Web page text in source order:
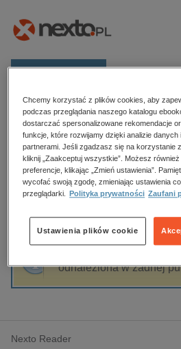
Kategorie
Zobacz wszystkie E-prasa
budownictwo, aranżacja
biznesowe, branżowe,
dzienniki
edukacja
hobby, sport, rozrywka
komputery, internet,
polityka, społeczno-
Strona główna John Ironmonger
John Ironmonger
Sortowanie
odnaleziona w żadnej
Nexto Reader
Chcemy korzystać z plików cookies, aby
podczas przeglądania naszego katalogu
dostarczać spersonalizowane rekomendacje
funkcje, które rozwijamy dzięki analizie danych
partnerami. Jeśli zgadzasz się na korzystanie
kliknij „Zaakceptuj wszystkie”. Możesz
preferencje, klikając „Zmień ustawienia”.
wycofać swoją zgodę, zmieniając ustawienia
przeglądarki.
Polityka prywatności Zaufani
Ustawienia plików cookie